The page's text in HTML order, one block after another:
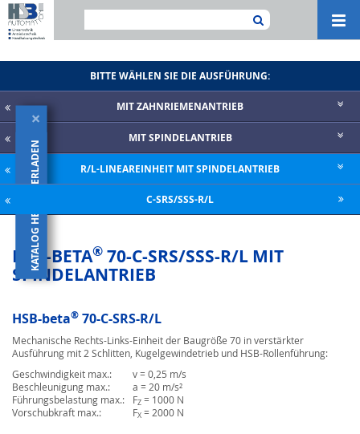
×
KATALOG HERUNTERLADEN
BITTE WÄHLEN SIE DIE AUSFÜHRUNG:
MIT ZAHNRIE­MENANTRIEB
MIT SPINDELANTRIEB
R/L-LINEAREINHEIT MIT SPINDELANTRIEB
C-SRS/SSS-R/L
HSB-BETA® 70-C-SRS/SSS-R/L MIT
SPINDELANTRIEB
HSB-beta® 70-C-SRS-R/L
Mechanische Rechts-Links-Einheit der Baugröße 70 in verstärkter
Ausführung mit 2 Schlitten, Kugelgewindetrieb und HSB-Rollenführung:
Geschwindigkeit max.:
v = 0,25 m/s
Beschleunigung max.:
a = 20 m/s²
Führungsbelastung max.:
FZ = 1000 N
Vorschubkraft max.:
FX = 2000 N